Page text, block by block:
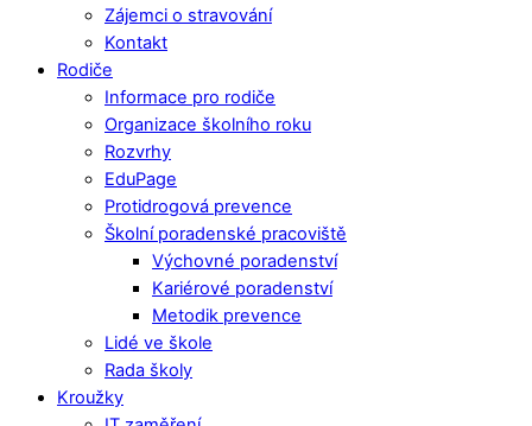
Zájemci o stravování
Kontakt
Rodiče
Informace pro rodiče
Organizace školního roku
Rozvrhy
EduPage
Protidrogová prevence
Školní poradenské pracoviště
Výchovné poradenství
Kariérové poradenství
Metodik prevence
Lidé ve škole
Rada školy
Kroužky